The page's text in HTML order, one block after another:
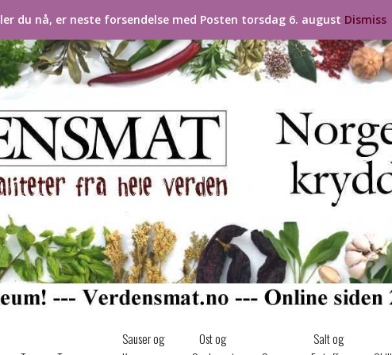
Sauser og
Ost og
Salt og
du nå, er neste forsendelse med Posten torsdag 6. august Dismiss